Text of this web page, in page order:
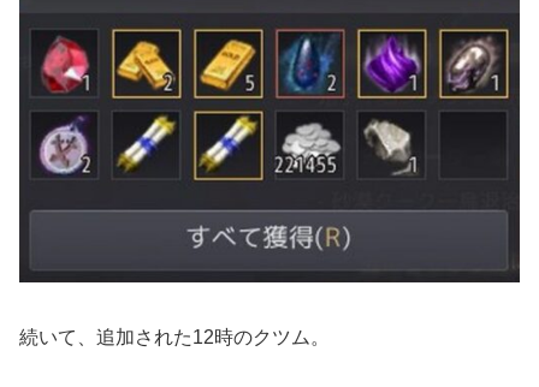
続いて、追加された12時のクツム。